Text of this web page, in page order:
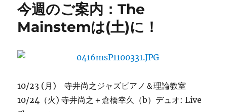
ー
の
目
の
今週のご案内：The
Mainstemは(土)に！
10/23 (月) 寺井尚之ジャズピアノ＆理論教室
10/24（火) 寺井尚之＋倉橋幸久（b）デュオ: Live